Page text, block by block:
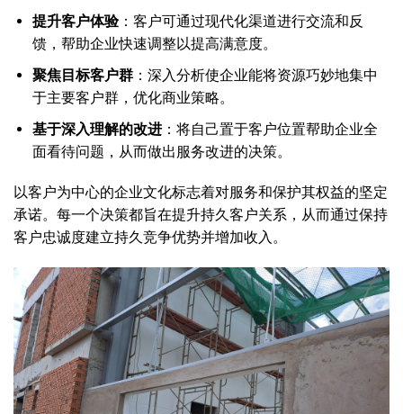
提升客户体验：客户可通过现代化渠道进行交流和反
馈，帮助企业快速调整以提高满意度。
聚焦目标客户群：深入分析使企业能将资源巧妙地集中
于主要客户群，优化商业策略。
基于深入理解的改进：将自己置于客户位置帮助企业全
面看待问题，从而做出服务改进的决策。
以客户为中心的企业文化标志着对服务和保护其权益的坚定
承诺。每一个决策都旨在提升持久客户关系，从而通过保持
客户忠诚度建立持久竞争优势并增加收入。